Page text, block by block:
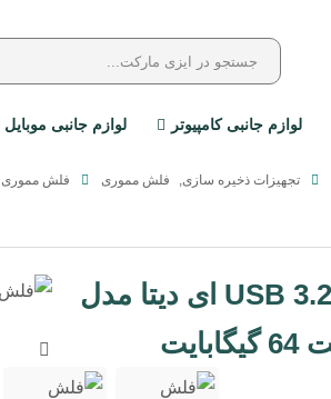
لوازم جانبی کامپیوتر لوازم جانبی موبایل
تجهیزات ذخیره سازی, فلش مموری فلش مموری USB 3.2 ای دیتا مدل UV350 ظرفیت 64 گیگابایت
فلش مموری USB 3.2 ای دیتا مدل